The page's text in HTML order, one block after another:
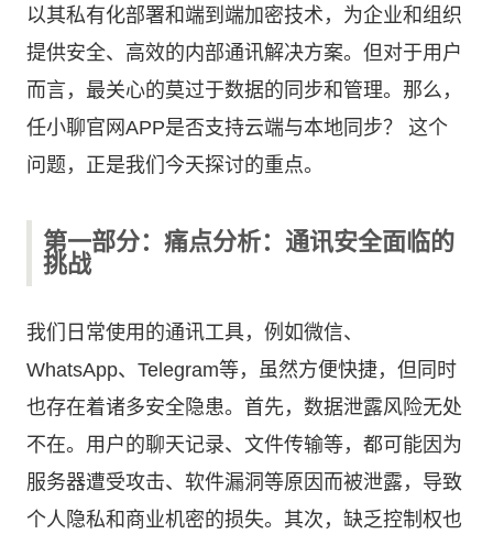
以其私有化部署和端到端加密技术，为企业和组织
提供安全、高效的内部通讯解决方案。但对于用户
而言，最关心的莫过于数据的同步和管理。那么，
任小聊官网APP是否支持云端与本地同步？ 这个
问题，正是我们今天探讨的重点。
第一部分：痛点分析：通讯安全面临的
挑战
我们日常使用的通讯工具，例如微信、
WhatsApp、Telegram等，虽然方便快捷，但同时
也存在着诸多安全隐患。首先，数据泄露风险无处
不在。用户的聊天记录、文件传输等，都可能因为
服务器遭受攻击、软件漏洞等原因而被泄露，导致
个人隐私和商业机密的损失。其次，缺乏控制权也